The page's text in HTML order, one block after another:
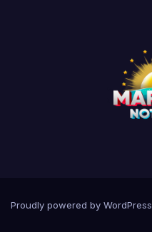
Proudly powered by WordPress